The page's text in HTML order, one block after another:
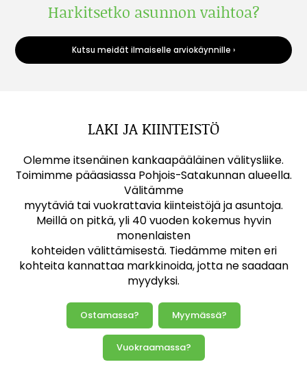
Harkitsetko asunnon vaihtoa?
Kutsu meidät ilmaiselle arviokäynnille ›
LAKI JA KIINTEISTÖ
Olemme itsenäinen kankaapääläinen välitysliike.
Toimimme pääasiassa Pohjois-Satakunnan alueella.
Välitämme
myytäviä tai vuokrattavia kiinteistöjä ja asuntoja.
Meillä on pitkä, yli 40 vuoden kokemus hyvin
monenlaisten
kohteiden välittämisestä. Tiedämme miten eri
kohteita kannattaa markkinoida, jotta ne saadaan
myydyksi.
Ostamassa? Myymässä?
Vuokraamassa?